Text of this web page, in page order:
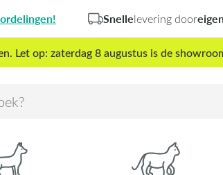
Snellelevering door
Let op: zaterdag 8 augustus is de